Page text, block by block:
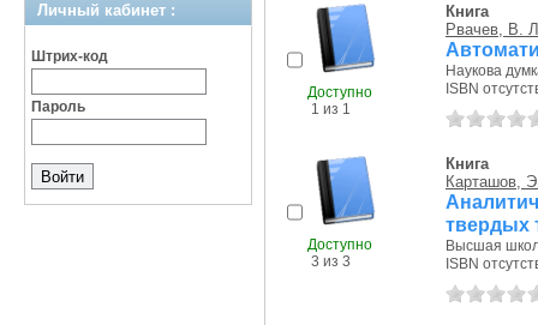
Личный кабинет :
Штрих-код
Пароль
Доступно
1 из 1
Книга
Рвачев, В.
Наукова
ISBN
Доступно
3 из 3
Книга
Карташов,
твердых
Высшая
ISBN